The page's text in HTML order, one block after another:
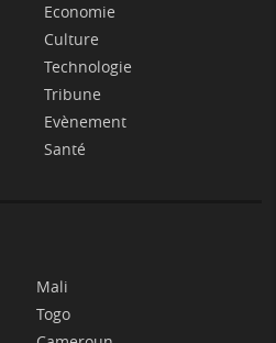
Economie
Culture
Technologie
Tribune
Evènement
Santé
Mali
Togo